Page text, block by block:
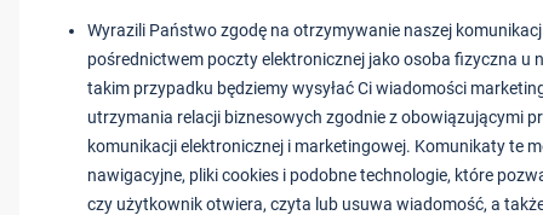
Wyrazili Państwo zgodę na otrzymywanie naszej
pośrednictwem poczty elektronicznej jako osoba fizyczna u
takim przypadku będziemy wysyłać Ci wiadomości
utrzymania relacji biznesowych zgodnie z obowiązującymi
komunikacji elektronicznej i marketingowej. Komunikaty te
nawigacyjne, pliki cookies i podobne technologie, które
czy użytkownik otwiera, czyta lub usuwa wiadomość, a